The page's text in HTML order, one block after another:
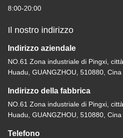
8:00-20:00
Il nostro indirizzo
Indirizzo aziendale
NO.61 Zona industriale di Pingxi,
Huadu, GUANGZHOU, 510880, Cina
Indirizzo della fabbrica
NO.61 Zona industriale di Pingxi,
Huadu, GUANGZHOU, 510880, Cina
Telefono